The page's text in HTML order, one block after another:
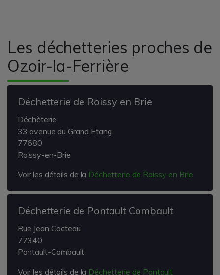
Les déchetteries proches de
Ozoir-la-Ferrière
Déchetterie de Roissy en Brie
Déchèterie
33 avenue du Grand Etang
77680
Roissy-en-Brie
Voir les détails de la Déchetterie de Roissy en Brie
Déchetterie de Pontault Combault
Rue Jean Cocteau
77340
Pontault-Combault
Voir les détails de la Déchetterie de Pontault